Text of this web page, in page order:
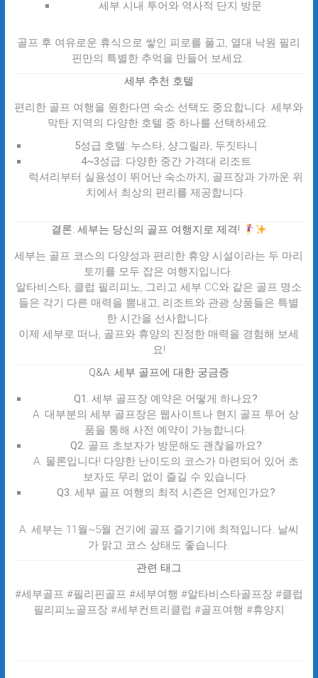
세부 시내 투어와 역사적 단지 방문
골프 후 여유로운 휴식으로 쌓인 피로를 풀고, 열대 낙원 필리
핀만의 특별한 추억을 만들어 보세요.
세부 추천 호텔
편리한 골프 여행을 원한다면 숙소 선택도 중요합니다. 세부와
막탄 지역의 다양한 호텔 중 하나를 선택하세요.
5성급 호텔: 누스타, 샹그릴라, 두짓타니
4~3성급: 다양한 중간 가격대 리조트
럭셔리부터 실용성이 뛰어난 숙소까지, 골프장과 가까운 위
치에서 최상의 편리를 제공합니다.
결론: 세부는 당신의 골프 여행지로 제격!
세부는 골프 코스의 다양성과 편리한 휴양 시설이라는 두 마리
토끼를 모두 잡은 여행지입니다.
알타비스타, 클럽 필리피노, 그리고 세부 CC와 같은 골프 명소
들은 각기 다른 매력을 뽐내고, 리조트와 관광 상품들은 특별
한 시간을 선사합니다.
이제 세부로 떠나, 골프와 휴양의 진정한 매력을 경험해 보세
요!
Q&A: 세부 골프에 대한 궁금증
Q1. 세부 골프장 예약은 어떻게 하나요?
A. 대부분의 세부 골프장은 웹사이트나 현지 골프 투어 상
품을 통해 사전 예약이 가능합니다.
Q2. 골프 초보자가 방문해도 괜찮을까요?
A. 물론입니다! 다양한 난이도의 코스가 마련되어 있어 초
보자도 무리 없이 즐길 수 있습니다.
Q3. 세부 골프 여행의 최적 시즌은 언제인가요?
A. 세부는 11월~5월 건기에 골프 즐기기에 최적입니다. 날씨
가 맑고 코스 상태도 좋습니다.
관련 태그
#세부골프 #필리핀골프 #세부여행 #알타비스타골프장 #클럽
필리피노골프장 #세부컨트리클럽 #골프여행 #휴양지